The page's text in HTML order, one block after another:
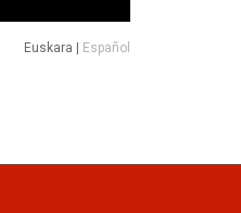
Euskara Español